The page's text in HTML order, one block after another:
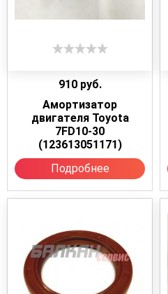
910 руб.
Амортизатор
двигателя Toyota
7FD10-30
(123613051171)
Подробнее